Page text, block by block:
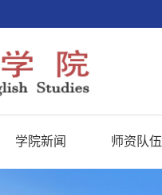
学院新闻 师资队伍